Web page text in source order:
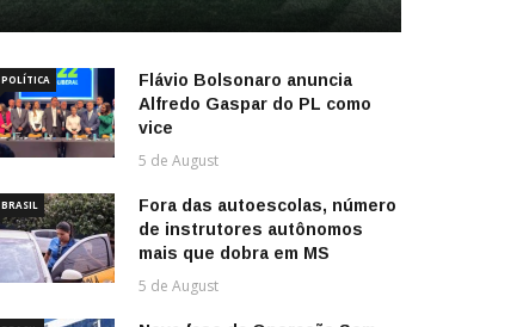
POLÍTICA
Flávio Bolsonaro anuncia
Alfredo Gaspar do PL como
vice
5 de August
BRASIL
Fora das autoescolas, número
de instrutores autônomos
mais que dobra em MS
5 de August